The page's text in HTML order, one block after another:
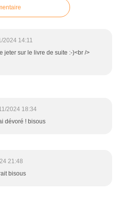
2024 14:11
jeter sur le livre de suite :-)<br />
2024 18:34
dévoré ! bisous
21:48
bisous